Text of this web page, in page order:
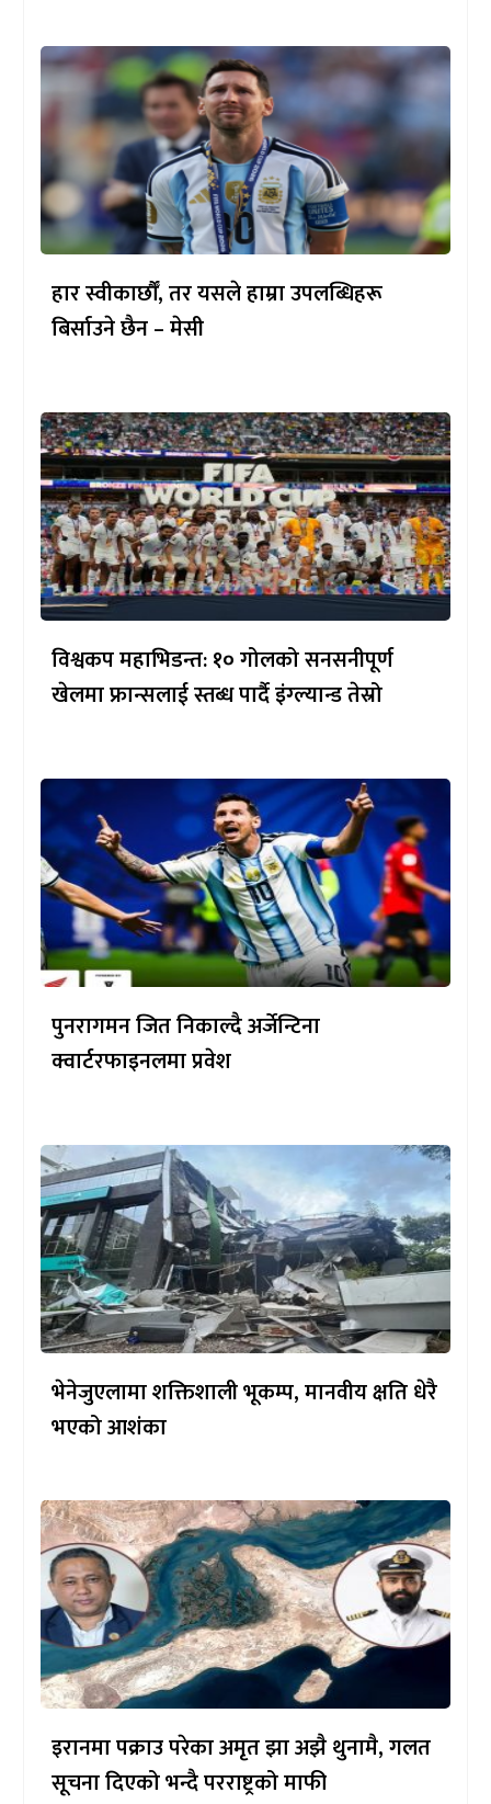
हार स्वीकार्छौँ, तर यसले हाम्रा उपलब्धिहरू
बिर्साउने छैन – मेसी
विश्वकप महाभिडन्त: १० गोलको सनसनीपूर्ण
खेलमा फ्रान्सलाई स्तब्ध पार्दै इंग्ल्यान्ड तेस्रो
पुनरागमन जित निकाल्दै अर्जेन्टिना
क्वार्टरफाइनलमा प्रवेश
भेनेजुएलामा शक्तिशाली भूकम्प, मानवीय क्षति धेरै
भएको आशंका
इरानमा पक्राउ परेका अमृत झा अझै थुनामै, गलत
सूचना दिएको भन्दै परराष्ट्रको माफी